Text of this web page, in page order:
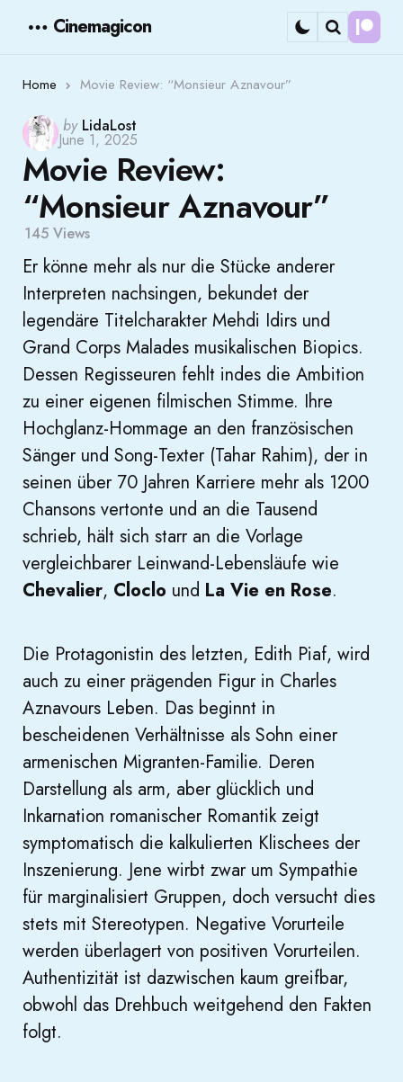
Cinemagicon
Search
Home Movie Review: “Monsieur Aznavour”
Posted
by
by LidaLost
June 1, 2025
Movie Review:
“Monsieur Aznavour”
145 Views
Er könne mehr als nur die Stücke anderer
Interpreten nachsingen, bekundet der
legendäre Titelcharakter Mehdi Idirs und
Grand Corps Malades musikalischen Biopics.
Dessen Regisseuren fehlt indes die Ambition
zu einer eigenen filmischen Stimme. Ihre
Hochglanz-Hommage an den französischen
Sänger und Song-Texter (Tahar Rahim), der in
seinen über 70 Jahren Karriere mehr als 1200
Chansons vertonte und an die Tausend
schrieb, hält sich starr an die Vorlage
vergleichbarer Leinwand-Lebensläufe wie
Chevalier, Cloclo und La Vie en Rose.
Die Protagonistin des letzten, Edith Piaf, wird
auch zu einer prägenden Figur in Charles
Aznavours Leben. Das beginnt in
bescheidenen Verhältnisse als Sohn einer
armenischen Migranten-Familie. Deren
Darstellung als arm, aber glücklich und
Inkarnation romanischer Romantik zeigt
symptomatisch die kalkulierten Klischees der
Inszenierung. Jene wirbt zwar um Sympathie
für marginalisiert Gruppen, doch versucht dies
stets mit Stereotypen. Negative Vorurteile
werden überlagert von positiven Vorurteilen.
Authentizität ist dazwischen kaum greifbar,
obwohl das Drehbuch weitgehend den Fakten
folgt.